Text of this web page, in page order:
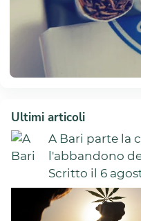
Ultimi articoli
A Bari parte la
l'abbandono
Scritto il 6